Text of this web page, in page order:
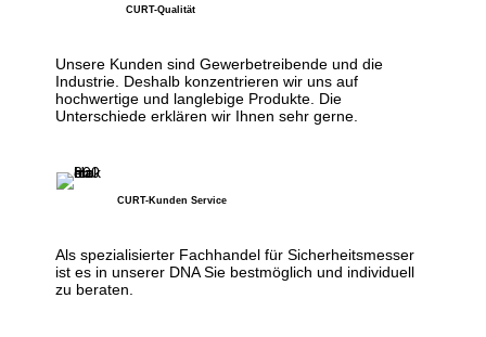
CURT-Qualität
Unsere Kunden sind Gewerbetreibende und die
Industrie. Deshalb konzentrieren wir uns auf
hochwertige und langlebige Produkte. Die
Unterschiede erklären wir Ihnen sehr gerne.
CURT-Kunden Service
Als spezialisierter Fachhandel für Sicherheitsmesser
ist es in unserer DNA Sie bestmöglich und individuell
zu beraten.